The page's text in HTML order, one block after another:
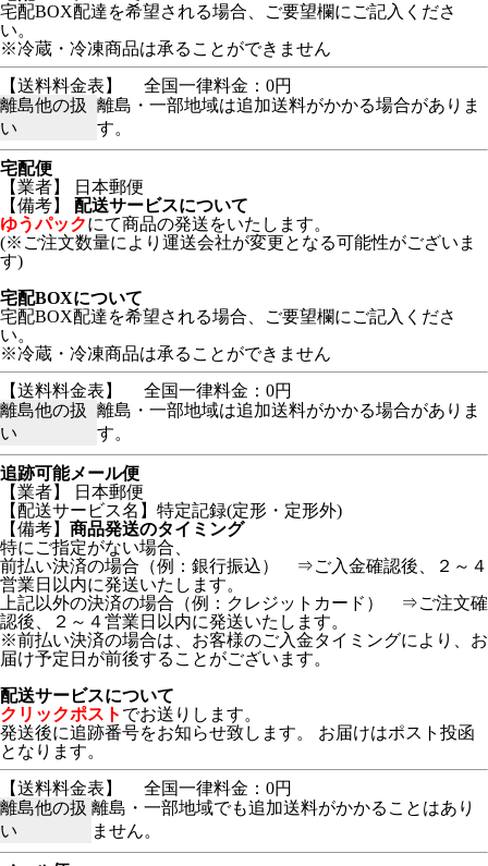
宅配BOX配達を希望される場合、ご要望欄にご記入くださ
い。
※冷蔵・冷凍商品は承ることができません
【送料料金表】
全国一律料金：0円
離島他の扱
い
離島・一部地域は追加送料がかかる場合がありま
す。
宅配便
【業者】 日本郵便
【備考】
配送サービスについて
ゆうパックにて商品の発送をいたします。
(※ご注文数量により運送会社が変更となる可能性がございま
す)
宅配BOXについて
宅配BOX配達を希望される場合、ご要望欄にご記入くださ
い。
※冷蔵・冷凍商品は承ることができません
【送料料金表】
全国一律料金：0円
離島他の扱
い
離島・一部地域は追加送料がかかる場合がありま
す。
追跡可能メール便
【業者】 日本郵便
【配送サービス名】特定記録(定形・定形外)
【備考】 商品発送のタイミング
特にご指定がない場合、
前払い決済の場合（例：銀行振込） ⇒ご入金確認後、２～４
営業日以内に発送いたします。
上記以外の決済の場合（例：クレジットカード） ⇒ご注文確
認後、２～４営業日以内に発送いたします。
※前払い決済の場合は、お客様のご入金タイミングにより、お
届け予定日が前後することがございます。
配送サービスについて
クリックポスト でお送りします。
発送後に追跡番号をお知らせ致します。 お届けはポスト投函
となります。
【送料料金表】
全国一律料金：0円
離島他の扱
い
離島・一部地域でも追加送料がかかることはあり
ません。